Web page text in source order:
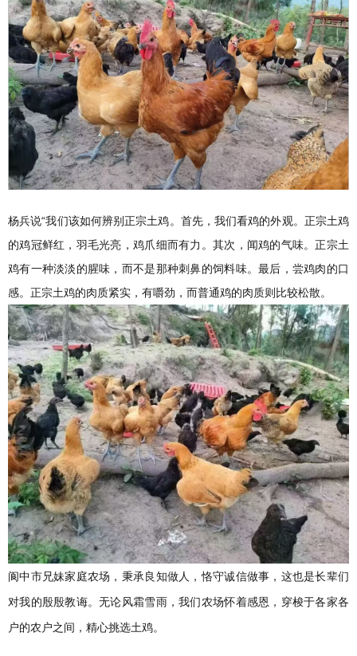
杨兵说“我们该如何辨别正宗土鸡。首先，我们看鸡的外观。正宗土鸡
的鸡冠鲜红，羽毛光亮，鸡爪细而有力。其次，闻鸡的气味。正宗土
鸡有一种淡淡的腥味，而不是那种刺鼻的饲料味。最后，尝鸡肉的口
感。正宗土鸡的肉质紧实，有嚼劲，而普通鸡的肉质则比较松散。
阆中市兄妹家庭农场，秉承良知做人，恪守诚信做事，这也是长辈们
对我的殷殷教诲。无论风霜雪雨，我们农场怀着感恩，穿梭于各家各
户的农户之间，精心挑选土鸡。